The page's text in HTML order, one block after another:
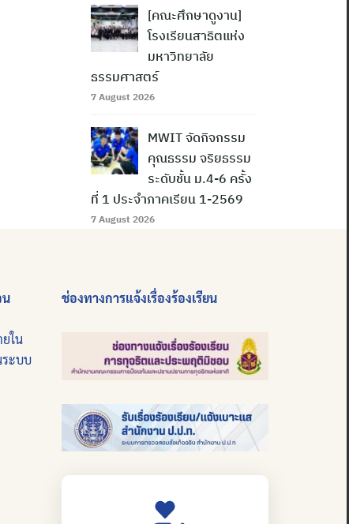
[คณะศึกษาดูงาน]
โรงเรียนสาธิตแห่ง
มหาวิทยาลัย
ธรรมศาสตร์
7 August 2026
MWIT จัดกิจกรรม
คุณธรรม จริยธรรม
ระดับชั้น ม.4-6 ครั้ง
ที่ 1 ประจำภาคเรียน 1-2569
7 August 2026
น
ใน
ระบบ
ช่องทางการแจ้งเรื่องร้องเรียน